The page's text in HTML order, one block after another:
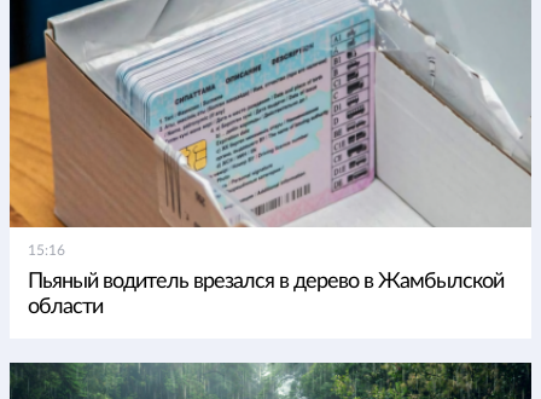
15:16
Пьяный водитель врезался в дерево в Жамбылской
области